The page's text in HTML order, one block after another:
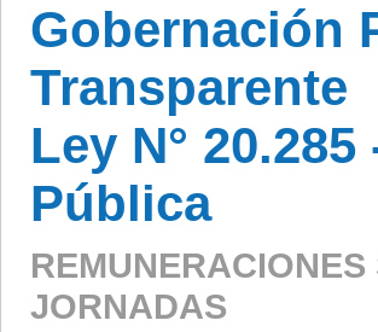
Gobernación
Transparente
Ley N°
Pública
JORNADAS